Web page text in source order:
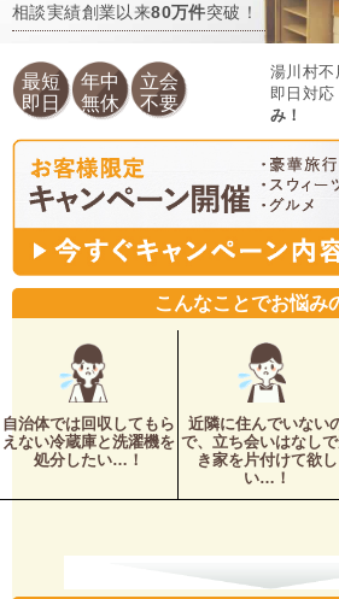
相談実績創業以来80万件突破！
最短
即日
年中
無休
立会
不要
湯川村不
即日対応
み！
こんなことでお悩み
自治体では回収してもら
えない冷蔵庫と洗濯機を
処分したい…！
近隣に住んでいない
で、立ち会いはなし
き家を片付けて欲し
い…！